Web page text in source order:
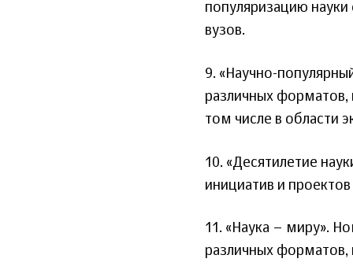
популяризацию
вузов.
9. «Научно-
различных форматов,
том числе в области
10. «Десятилетие
инициатив и
11. «Наука – миру».
различных форматов,